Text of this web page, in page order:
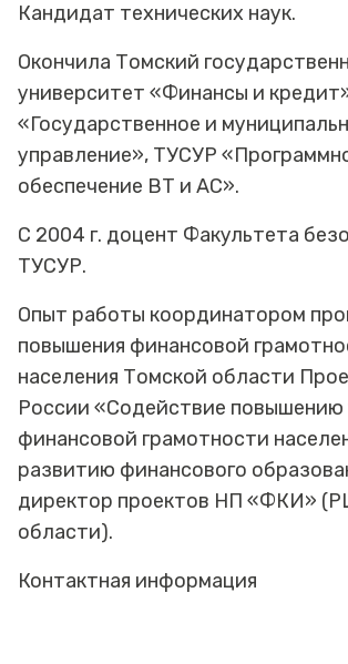
Кандидат технических наук.
Окончила Томский
университет «Финансы и
«Государственное и
управление», ТУСУР
обеспечение ВТ и АС».
С 2004 г. доцент Факультета
ТУСУР.
Опыт работы координатором
повышения финансовой
населения Томской области
России «Содействие повышению
финансовой грамотности
развитию финансового
директор проектов НП «ФКИ»
области).
Контактная информация